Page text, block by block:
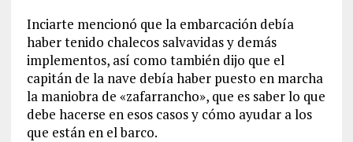
Inciarte mencionó que la embarcación debía
haber tenido chalecos salvavidas y demás
implementos, así como también dijo que el
capitán de la nave debía haber puesto en marcha
la maniobra de «zafarrancho», que es saber lo que
debe hacerse en esos casos y cómo ayudar a los
que están en el barco.